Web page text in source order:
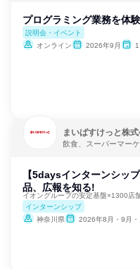
プログラミング業務を体
説明会・イベント
オンライン
2026年9月 1
まいばすけっと株
飲食、スーパーマー
【5daysインターンシッ
品、広報を知る!
イオングループの安定基盤×1300店
インターンシップ
神奈川県
2026年8月・9月・